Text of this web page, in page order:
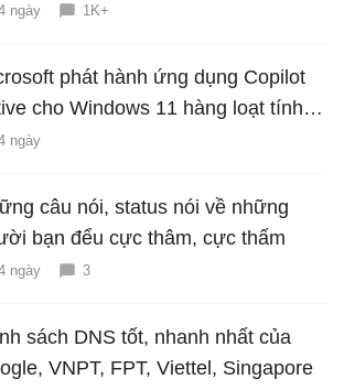
ngày 1K+
phát hành ứng dụng Copilot
cho Windows 11 hàng loạt tính
mới Hữu Ích
ngày
câu nói, status nói về những
bạn đểu cực thâm, cực thấm
ngày 3
sách DNS tốt, nhanh nhất của
VNPT, FPT, Viettel, Singapore